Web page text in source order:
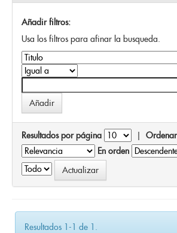
Añadir filtros:
Usa los filtros para afinar la busqueda.
Resultados por página |
En orden
Resultados 1-1 de 1.